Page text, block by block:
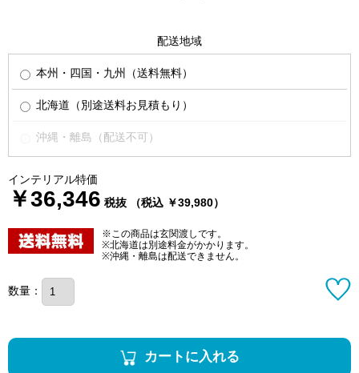
配送地域
本州・四国・九州（送料無料）
北海道（別途送料お見積もり）
沖縄・離島（配送不可）
インテリアル特価
￥36,346 税抜 （税込 ￥39,980）
※この商品は玄関渡しです。
※北海道は別途料金がかかります。
※沖縄・離島は配送できません。
数量：
カートに入れる